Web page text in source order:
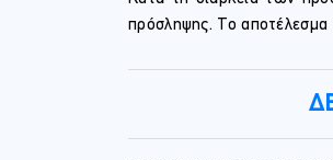
πρόσληψης. Το αποτέλεσμα